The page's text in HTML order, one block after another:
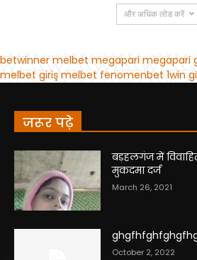
जरूर पढ़े
बड़हलगंज में
मुकदमा दर्ज
March 26, 2021
October 2, 2022